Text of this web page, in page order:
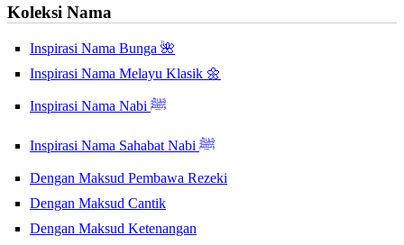
Koleksi Nama
Inspirasi Nama Bunga 🌺
Inspirasi Nama Melayu Klasik 🌼
Inspirasi Nama Nabi ﷺ
Inspirasi Nama Sahabat Nabi ﷺ
Dengan Maksud Pembawa Rezeki
Dengan Maksud Cantik
Dengan Maksud Ketenangan